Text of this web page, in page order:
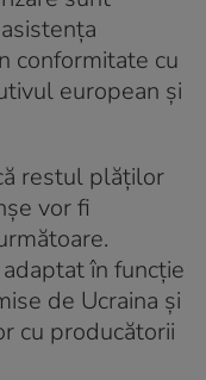
conformitate cu
european și
restul plăților
vor fi
în funcție
de Ucraina și
cu producătorii